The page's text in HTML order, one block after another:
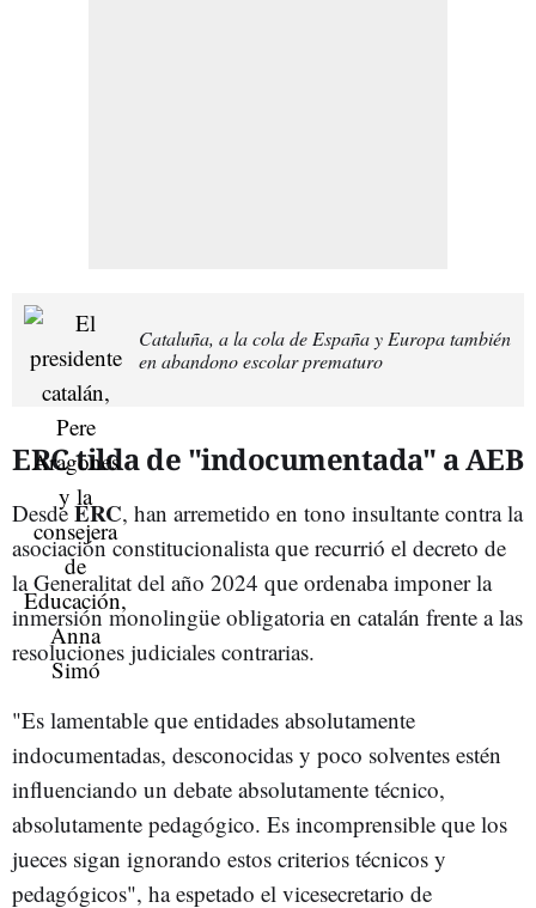
Cataluña, a la cola de España y Europa también
en abandono escolar prematuro
ERC tilda de "indocumentada" a AEB
Desde ERC, han arremetido en tono insultante contra la
asociación constitucionalista que recurrió el decreto de
la Generalitat del año 2024 que ordenaba imponer la
inmersión monolingüe obligatoria en catalán frente a las
resoluciones judiciales contrarias.
"Es lamentable que entidades absolutamente
indocumentadas, desconocidas y poco solventes estén
influenciando un debate absolutamente técnico,
absolutamente pedagógico. Es incomprensible que los
jueces sigan ignorando estos criterios técnicos y
pedagógicos", ha espetado el vicesecretario de